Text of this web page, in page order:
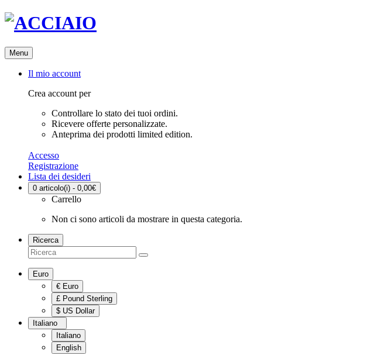
Menu
Il mio account
Crea account per
Controllare lo stato dei tuoi ordini.
Ricevere offerte personalizzate.
Anteprima dei prodotti limited edition.
Accesso
Registrazione
Lista dei desideri
0 articolo(i) - 0,00€
Carrello
Non ci sono articoli da mostrare in questa categoria.
Ricerca
Euro
€ Euro
£ Pound Sterling
$ US Dollar
Italiano
Italiano
English